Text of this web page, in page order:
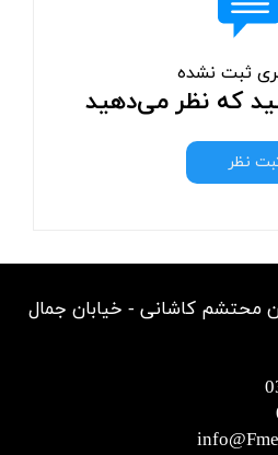
ثبت نشده
که نظر می‌دهید
نظر
کاشانی - خیابان جمال